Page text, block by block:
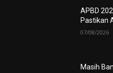
APBD
Pastikan
07/08/2026
Masih